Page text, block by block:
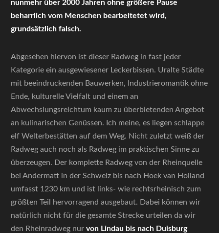
nunmehr über 2000 Jahren ohne größere Pause
beharrlich vom Menschen bearbeitetet wird,
grundsätzlich falsch.
Abgesehen hiervon ist dieser Radweg in fast jeder
Kategorie ein ausgewiesener Leckerbissen. Uralte Städte
mit beeindruckenden Bauwerken, Industrieromantik ohne
Ende, kulturelle Vielfalt und einem an
Abwechslungsreichtum kaum zu überbietenden Angebot
an kulinarischen Genüssen. Ich meine, es liegen schlappe
elf Welterbestätten auf dem Weg. Nicht zuletzt weiß der
Radweg auch noch als Radweg im praktischen Sinne zu
überzeugen. Der komplette Radweg von der Rheinquelle
bei Andermatt in der Schweiz bis nach Hoek van Holland
umfasst 1230 km und ist links- wie rechtsrheinisch zum
größten Teil hervorragend ausgebaut. Dabei können wir
natürlich nicht für die gesamte Strecke urteilen da wir
den Rheinradweg nurvon Lindau bis nach Duisburg